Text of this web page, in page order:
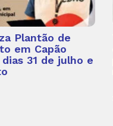
Plantão de
em Capão
31 de julho e